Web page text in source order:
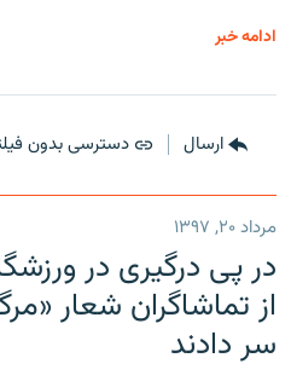
ادامه خبر
ارسال دسترسی بدون
مرداد ۲۰, ۱۳۹۷
در پی درگیری در
از تماشاگران شعار
سر دادند